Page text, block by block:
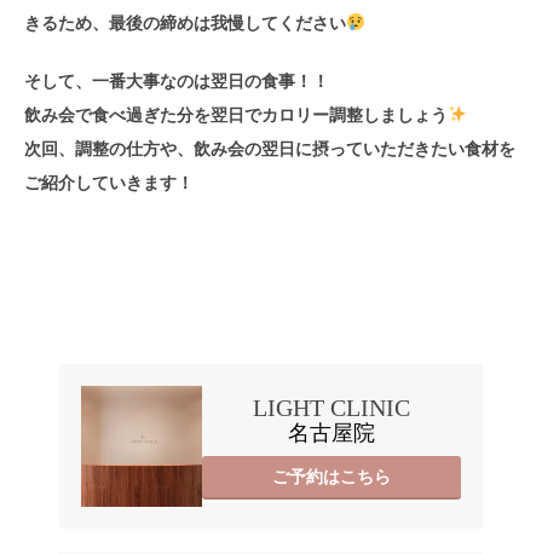
きるため、最後の締めは我慢してください
そして、一番大事なのは翌日の食事！！
飲み会で食べ過ぎた分を翌日でカロリー調整しましょう
次回、調整の仕方や、飲み会の翌日に摂っていただきたい食材を
ご紹介していきます！
LIGHT CLINIC
名古屋院
ご予約はこちら